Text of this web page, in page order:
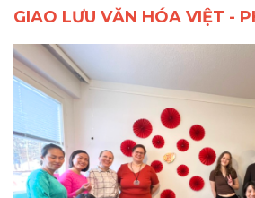
GIAO LƯU VĂN HÓA VIỆT -